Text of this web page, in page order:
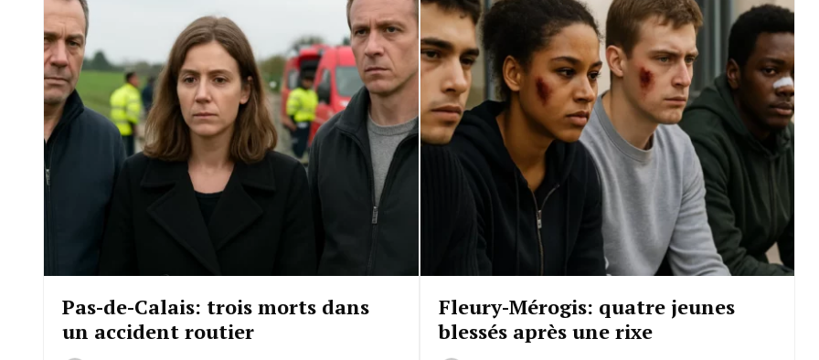
Pas-de-Calais: trois morts dans
un accident routier
Fleury-Mérogis: quatre jeunes
blessés après une rixe